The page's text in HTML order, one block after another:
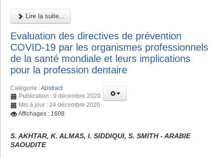
Lire la suite...
Evaluation des directives de prévention
COVID-19 par les organismes professionnels
de la santé mondiale et leurs implications
pour la profession dentaire
Catégorie :Abstract
Publication : 9 décembre 2020
Mis à jour : 24 décembre 2020
Affichages : 1608
S. AKHTAR, K. ALMAS, I. SIDDIQUI, S. SMITH - ARABIE
SAOUDITE